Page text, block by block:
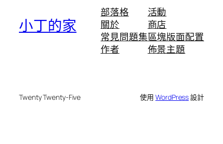
小丁的家
部落格
關於
常見問題集
作者
活動
商店
區塊版面配置
佈景主題
Twenty Twenty-Five 使用WordPress設計